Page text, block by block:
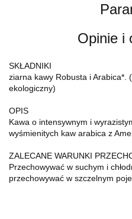
Opinie i
SKŁADNIKI
ziarna kawy Robusta i Arabica*.
ekologiczny)
OPIS
Kawa o intensywnym i
wyśmienitych kaw arabica z
ZALECANE WARUNKI
Przechowywać w suchym i
przechowywać w szczelnym